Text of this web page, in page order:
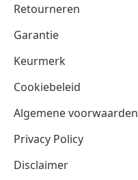
Retourneren
Garantie
Keurmerk
Cookiebeleid
Algemene voorwaarden
Privacy Policy
Disclaimer